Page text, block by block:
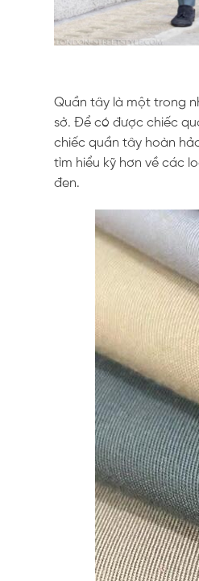
Quần tây là một trong
sở. Để có được chiếc
chiếc quần tây hoàn
tìm hiểu kỹ hơn về các
đen.